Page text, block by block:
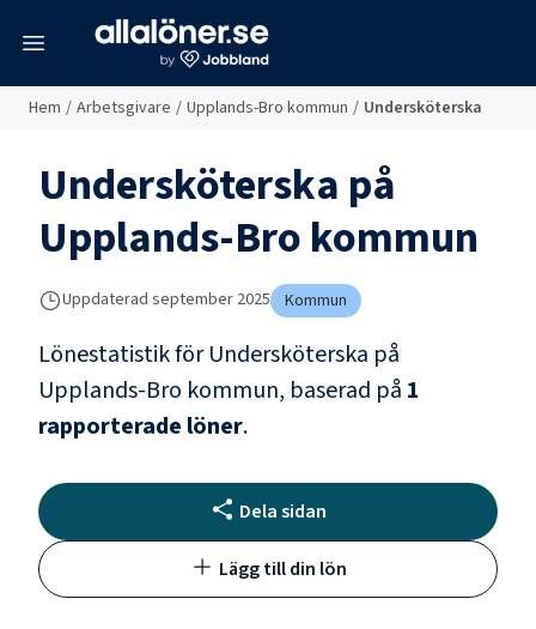
Hem / Arbetsgivare / Upplands-Bro kommun / Undersköterska
Undersköterska på
Upplands-Bro kommun
Uppdaterad september 2025 Kommun
Lönestatistik förUndersköterska på
Upplands-Bro kommun, baserad på 1
rapporterade löner.
Dela sidan
Lägg till din lön